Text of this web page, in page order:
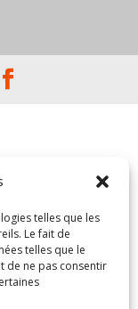
telles que les
Le fait de
telles que le
de ne pas consentir